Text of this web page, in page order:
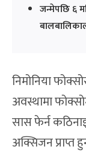
जन्मेपछि ६
निमोनिया
अवस्थामा
सास फेर्न
अक्सिजन प्राप्त